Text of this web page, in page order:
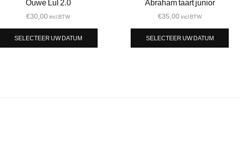
Ouwe Lul 2.0
€30,00 incl BTW
SELECTEER UW DATUM
Abraham taart junior
€35,00 incl BTW
SELECTEER UW DATUM